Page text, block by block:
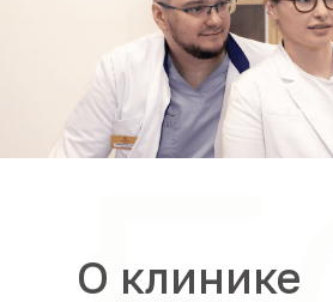
О клинике